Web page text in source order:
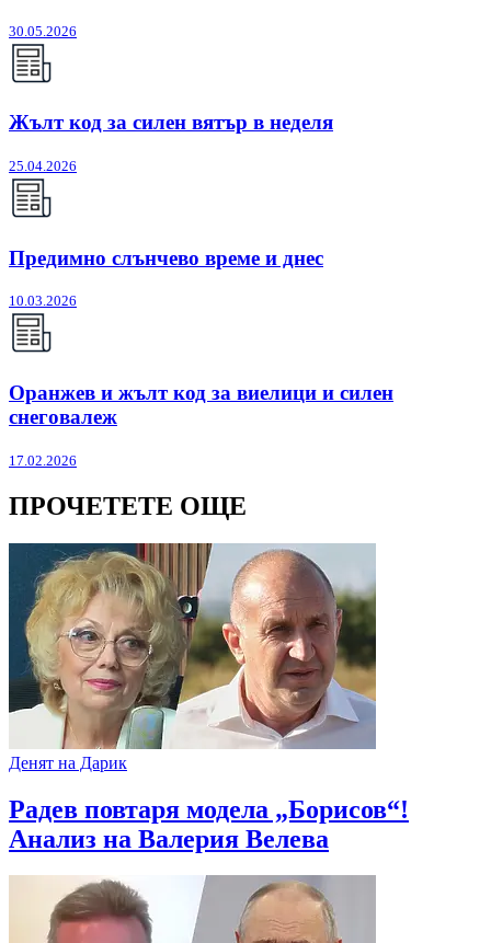
30.05.2026
Жълт код за силен вятър в неделя
25.04.2026
Предимно слънчево време и днес
10.03.2026
Оранжев и жълт код за виелици и силен
снеговалеж
17.02.2026
ПРОЧЕТЕТЕ ОЩЕ
Денят на Дарик
Радев повтаря модела „Борисов“!
Анализ на Валерия Велева